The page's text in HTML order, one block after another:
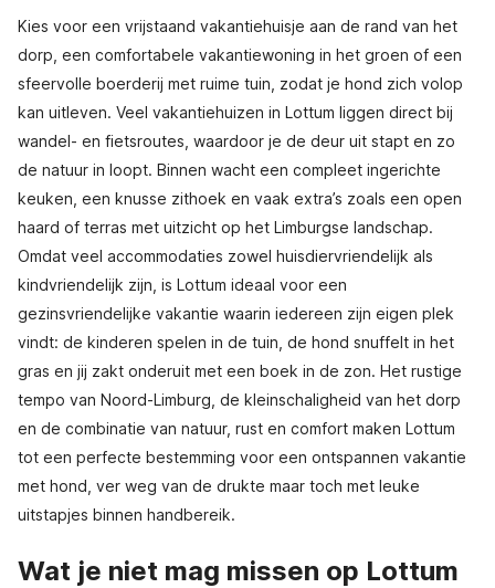
Kies voor een vrijstaand vakantiehuisje aan de rand van het
dorp, een comfortabele vakantiewoning in het groen of een
sfeervolle boerderij met ruime tuin, zodat je hond zich volop
kan uitleven. Veel vakantiehuizen in Lottum liggen direct bij
wandel- en fietsroutes, waardoor je de deur uit stapt en zo
de natuur in loopt. Binnen wacht een compleet ingerichte
keuken, een knusse zithoek en vaak extra’s zoals een open
haard of terras met uitzicht op het Limburgse landschap.
Omdat veel accommodaties zowel huisdiervriendelijk als
kindvriendelijk zijn, is Lottum ideaal voor een
gezinsvriendelijke vakantie waarin iedereen zijn eigen plek
vindt: de kinderen spelen in de tuin, de hond snuffelt in het
gras en jij zakt onderuit met een boek in de zon. Het rustige
tempo van Noord-Limburg, de kleinschaligheid van het dorp
en de combinatie van natuur, rust en comfort maken Lottum
tot een perfecte bestemming voor een ontspannen vakantie
met hond, ver weg van de drukte maar toch met leuke
uitstapjes binnen handbereik.
Wat je niet mag missen op Lottum